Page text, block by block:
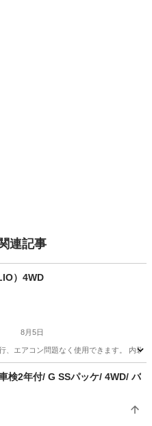
連記事
）4WD
8月5日
、エアコン問題なく使用できます。 内装
オ検2年付/ G SSパッケ/ 4WD/ バ